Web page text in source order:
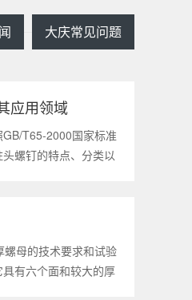
大庆常见问题
应用领域
T65-2000国家标准
螺钉的特点、分类以
螺钉。什么是
母的技术要求和试验
有六个面和较大的厚
固装配。六角厚螺母